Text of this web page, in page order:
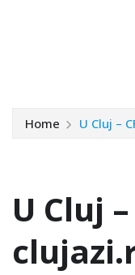
Home U Cluj –
U Cluj –